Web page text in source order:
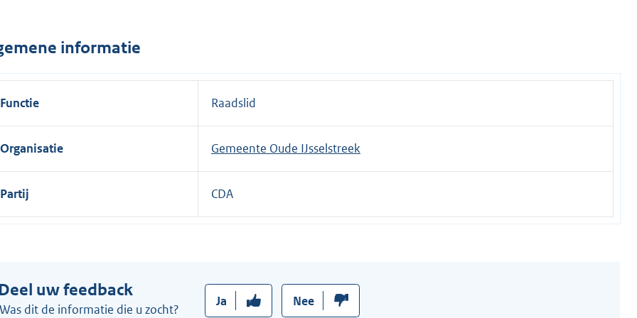
l
n
:
informatie
Functie Raadslid
Organisatie Gemeente Oude IJsselstreek
Partij CDA
uw feedback
Was dit de informatie die u zocht?
Ja Nee